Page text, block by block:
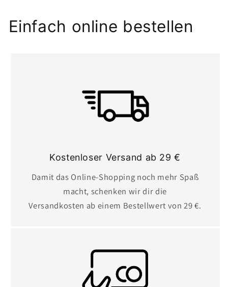
a
Einfach online bestellen
Kostenloser Versand ab 29 €
Damit das Online-Shopping noch mehr Spaß
macht, schenken wir dir die
Versandkosten ab einem Bestellwert von 29 €.